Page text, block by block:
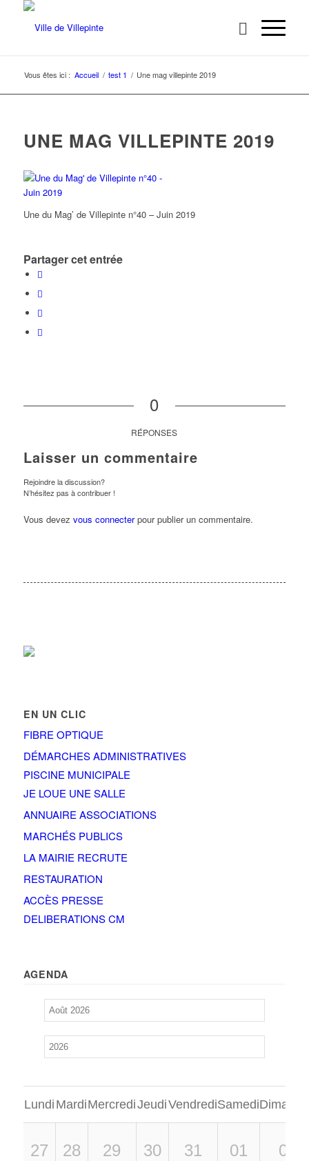
Vous êtes ici : Accueil / test 1 / Une mag villepinte 2019
UNE MAG VILLEPINTE 2019
Une du Mag’ de Villepinte n°40 – Juin 2019
Partager cet entrée
0
RÉPONSES
Laisser un commentaire
Rejoindre la discussion?
N’hésitez pas à contribuer !
Vous devez vous connecterpour publier un commentaire.
EN UN CLIC
FIBRE OPTIQUE
DÉMARCHES ADMINISTRATIVES
PISCINE MUNICIPALE
JE LOUE UNE SALLE
ANNUAIRE ASSOCIATIONS
MARCHÉS PUBLICS
LA MAIRIE RECRUTE
RESTAURATION
ACCÈS PRESSE
DELIBERATIONS CM
AGENDA
Lundi MardiMercrediJeudiVendrediSamedi
27 28 29 30 31 01 02